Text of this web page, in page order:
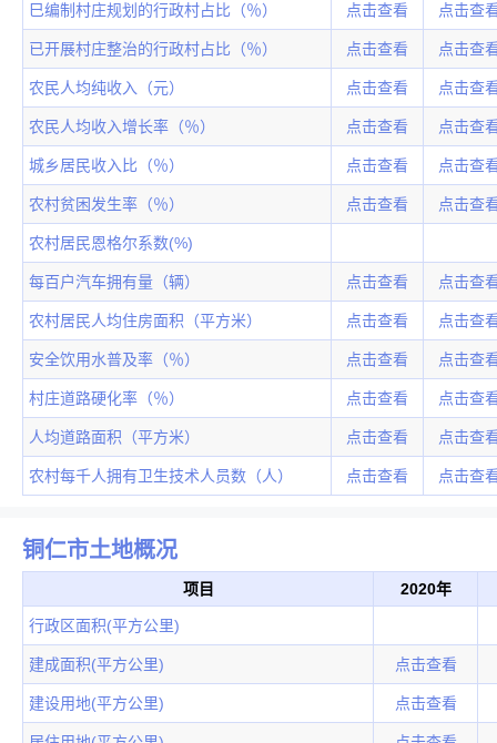
巳编制村庄规划的行政村占比（％） 点击查看 点击查
已开展村庄整治的行政村占比（％） 点击查看 点击查
农民人均纯收入（元） 点击查看 点击查
农民人均收入增长率（％） 点击查看 点击查
城乡居民收入比（％） 点击查看 点击查
农村贫困发生率（％） 点击查看 点击查
农村居民恩格尔系数(%)
每百户汽车拥有量（辆） 点击查看 点击查
农村居民人均住房面积（平方米） 点击查看 点击查
安全饮用水普及率（％） 点击查看 点击查
村庄道路硬化率（％） 点击查看 点击查
人均道路面积（平方米） 点击查看 点击查
农村每千人拥有卫生技术人员数（人） 点击查看 点击查
铜仁市土地概况
项目 2020年
行政区面积(平方公里)
建成面积(平方公里) 点击查看
建设用地(平方公里) 点击查看